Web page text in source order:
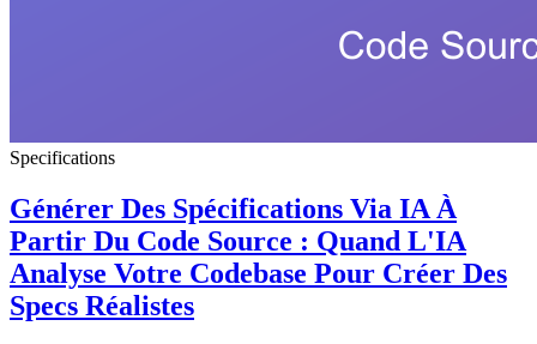
Specifications
Générer Des Spécifications Via IA À
Partir Du Code Source : Quand L'IA
Analyse Votre Codebase Pour Créer Des
Specs Réalistes